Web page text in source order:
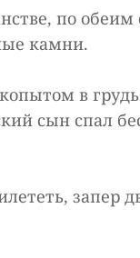
по
камни.
в
сын спал
запер